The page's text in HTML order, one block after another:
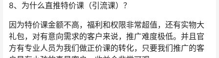
8、为什么直推特价课（引流课）？
因为特价课金额不高，福利和权限非常超值，还有实物大
礼包，对有意向需求的客户来说，推广难度极低。并且官
方有专业人员为我们做正价课的转化，只要我们推广的客